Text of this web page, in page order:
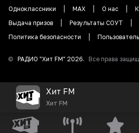
Одноклассники
MAX О нас
Выдача призов
Результаты СОУТ
Политика безопасности
© РАДИО "Хит FM" 2026. Все права
Хит FM
Хит FM